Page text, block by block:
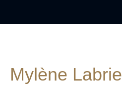
Mylène Labrie